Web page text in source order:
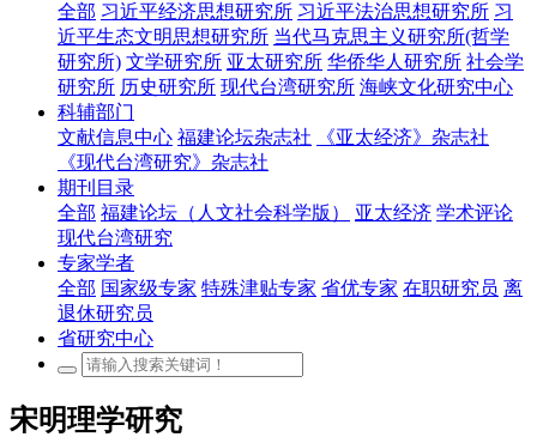
全部 习近平经济思想研究所 习近平法治思想研究所 习
近平生态文明思想研究所 当代马克思主义研究所(哲学
研究所) 文学研究所 亚太研究所 华侨华人研究所 社会学
研究所 历史研究所 现代台湾研究所 海峡文化研究中心
科辅部门
文献信息中心 福建论坛杂志社
《亚太经济》杂志社
《现代台湾研究》杂志社
期刊目录
全部 福建论坛（人文社会科学版） 亚太经济 学术评论
现代台湾研究
专家学者
全部 国家级专家 特殊津贴专家 省优专家 在职研究员 离
退休研究员
省研究中心
宋明理学研究